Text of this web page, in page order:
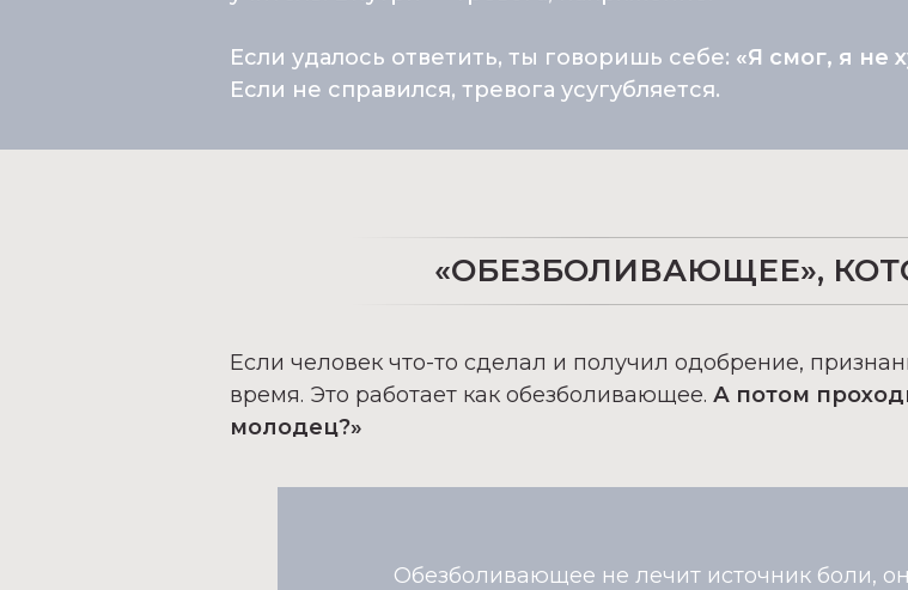
Если удалось ответить, ты говоришь себе: «Я смог, я не
Если не справился, тревога усугубляется.
«ОБЕЗБОЛИВАЮЩЕЕ»,
Если человек что-то сделал и получил одобрение,
время. Это работает как обезболивающее. А потом
молодец?»
Обезболивающее не лечит источник боли,